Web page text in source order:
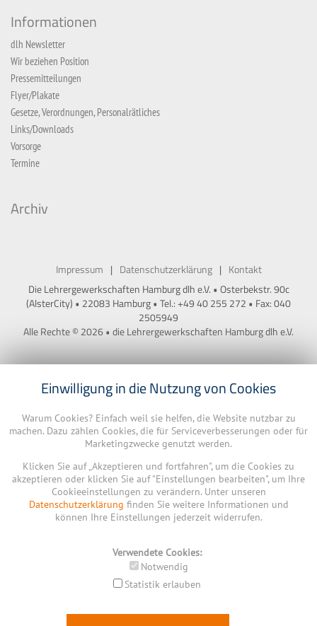
Informationen
dlh Newsletter
Wir beziehen Position
Pressemitteilungen
Flyer/Plakate
Gesetze, Verordnungen, Personalrätliches
Links/Downloads
Vorsorge
Termine
Archiv
Impressum Datenschutzerklärung
Kontakt
Die Lehrergewerkschaften Hamburg dlh e.V. • Osterbekstr. 90c
(AlsterCity) • 22083 Hamburg • Tel.: +49 40 255 272 • Fax: 040
2505949
Alle Rechte © 2026 • die Lehrergewerkschaften Hamburg dlh e.V.
Einwilligung in die Nutzung von Cookies
Warum Cookies? Einfach weil sie helfen, die Website nutzbar zu
machen. Dazu zählen Cookies, die für Serviceverbesserungen oder für
Marketingzwecke genutzt werden.
Klicken Sie auf „Akzeptieren und fortfahren", um die Cookies zu
akzeptieren oder klicken Sie auf "Einstellungen bearbeiten", um Ihre
Cookieeinstellungen zu verändern. Unter unseren
Datenschutzerklärung finden Sie weitere Informationen und
können Ihre Einstellungen jederzeit widerrufen.
Verwendete Cookies:
Notwendig
Statistik erlauben